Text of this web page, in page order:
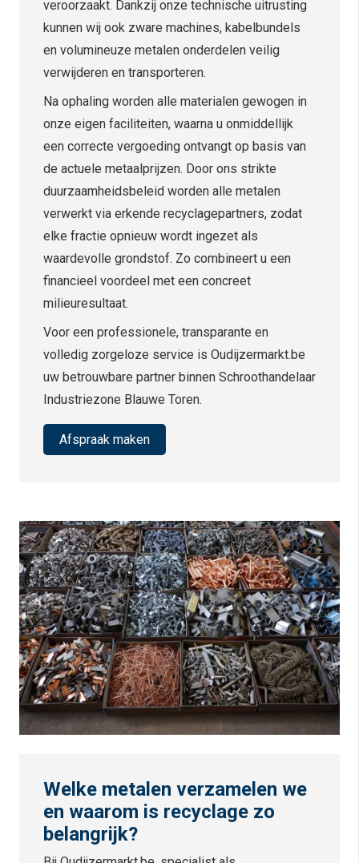
veroorzaakt. Dankzij onze technische uitrusting
kunnen wij ook zware machines, kabelbundels
en volumineuze metalen onderdelen veilig
verwijderen en transporteren.
Na ophaling worden alle materialen gewogen in
onze eigen faciliteiten, waarna u onmiddellijk
een correcte vergoeding ontvangt op basis van
de actuele metaalprijzen. Door ons strikte
duurzaamheidsbeleid worden alle metalen
verwerkt via erkende recyclagepartners, zodat
elke fractie opnieuw wordt ingezet als
waardevolle grondstof. Zo combineert u een
financieel voordeel met een concreet
milieuresultaat.
Voor een professionele, transparante en
volledig zorgeloze service is Oudijzermarkt.be
uw betrouwbare partner binnen Schroothandelaar
Industriezone Blauwe Toren.
Afspraak maken
Welke metalen verzamelen we
en waarom is recyclage zo
belangrijk?